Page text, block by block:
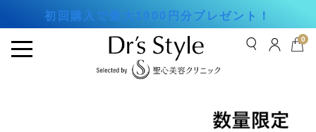
税抜1.5万円以上で送料無料🚛
初回購入で最大1000円分プレゼント！
0